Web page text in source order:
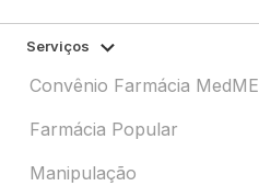
Serviços
Convênio Farmácia MedME
Farmácia Popular
Manipulação